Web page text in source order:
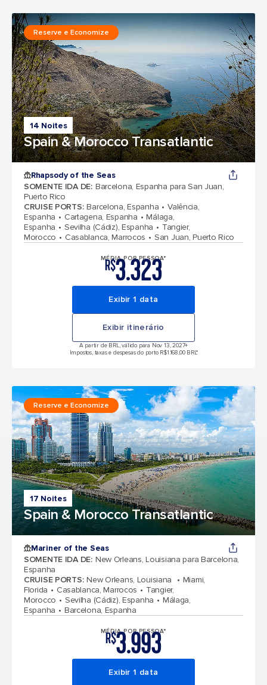
14 Noites
Spain & Morocco Transatlantic
Reserve e Economize
Rhapsody of the Seas
SOMENTE IDA DE: Barcelona, Espanha para San Juan,
Puerto Rico
CRUISE PORTS: Barcelona, Espanha
Valência,
Espanha
Cartagena, Espanha
Málaga,
Espanha
Sevilha (Cádiz), Espanha
Tangier,
Morocco
Casablanca, Marrocos San Juan, Puerto Rico
MÉDIA POR PESSOA*
R$3.323
Exibir 1 data
Exibir itinerário
A partir de BRL, válido para Nov 13, 2027+
Impostos, taxas e despesas do porto R$1.168,00 BRL*
17 Noites
Spain & Morocco Transatlantic
Reserve e Economize
Mariner of the Seas
SOMENTE IDA DE: New Orleans, Louisiana para Barcelona,
Espanha
CRUISE PORTS: New Orleans, Louisiana
Miami,
Florida
Casablanca, Marrocos
Tangier,
Morocco
Sevilha (Cádiz), Espanha
Málaga,
Espanha
Barcelona, Espanha
MÉDIA POR PESSOA*
R$3.993
Exibir 1 data